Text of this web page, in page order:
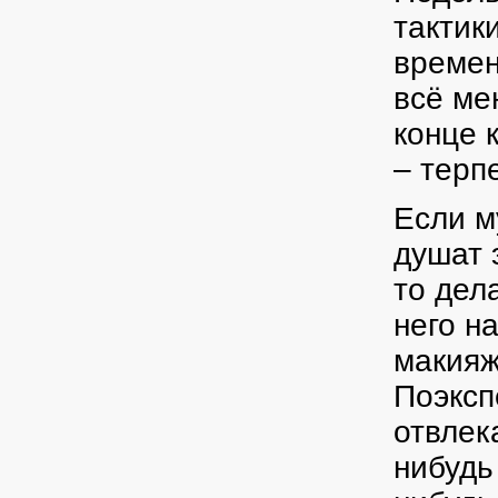
всё
конце
–
Если
душат
то
него